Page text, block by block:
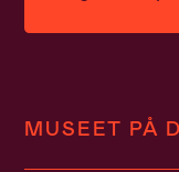
MUSEET PÅ